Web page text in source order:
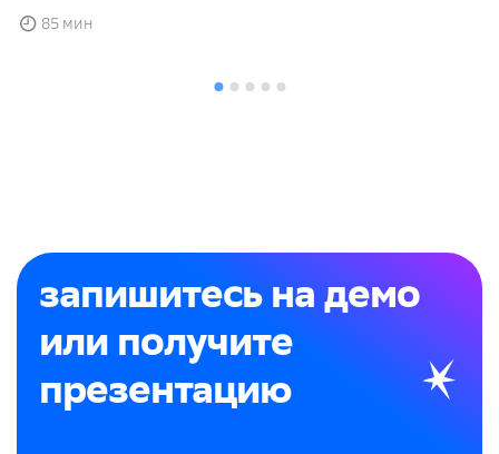
85 мин
запишитесь на демо
или получите
презентацию